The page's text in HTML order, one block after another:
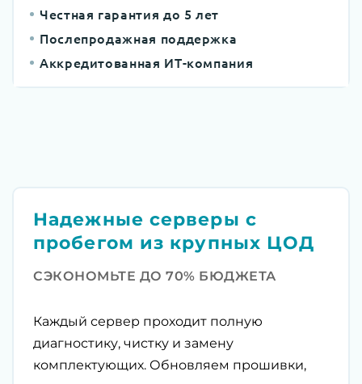
Честная гарантия до 5 лет
Послепродажная поддержка
Аккредитованная ИТ-компания
Надежные серверы с
пробегом из крупных ЦОД
СЭКОНОМЬТЕ ДО 70% БЮДЖЕТА
Каждый сервер проходит полную
диагностику, чистку и замену
комплектующих. Обновляем прошивки,